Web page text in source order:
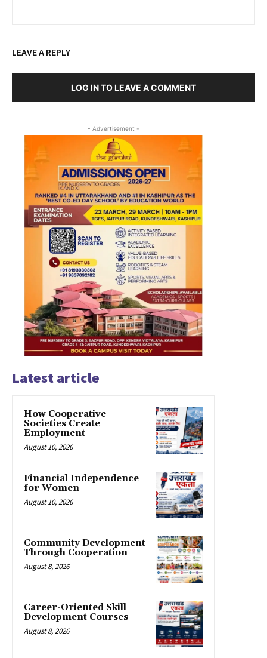
LEAVE A REPLY
LOG IN TO LEAVE A COMMENT
- Advertisement -
Latest article
How Cooperative
Societies Create
Employment
August 10, 2026
Financial Independence
for Women
August 10, 2026
Community Development
Through Cooperation
August 8, 2026
Career-Oriented Skill
Development Courses
August 8, 2026